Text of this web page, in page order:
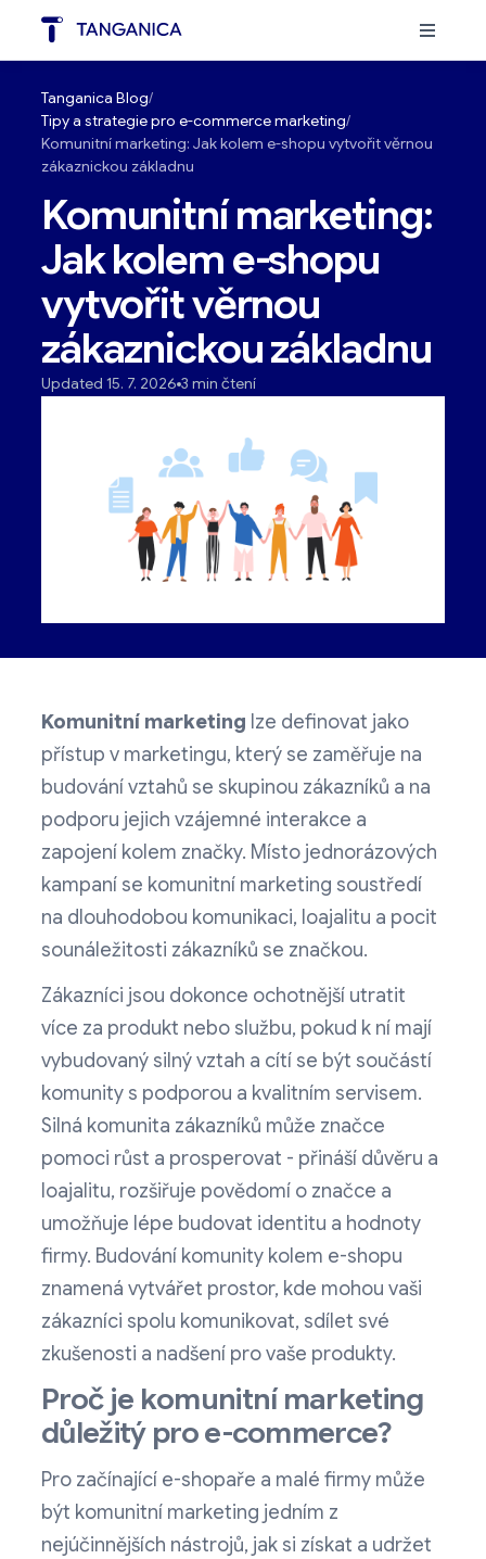
Tanganica Blog
Tipy a strategie pro e-commerce marketing
Komunitní marketing: Jak kolem e-shopu vytvořit věrnou
zákaznickou základnu
Komunitní marketing:
Jak kolem e-shopu
vytvořit věrnou
zákaznickou základnu
Updated 15. 7. 2026 3 min čtení
Komunitní marketing lze definovat jako
přístup v marketingu, který se zaměřuje na
budování vztahů se skupinou zákazníků a na
podporu jejich vzájemné interakce a
zapojení kolem značky. Místo jednorázových
kampaní se komunitní marketing soustředí
na dlouhodobou komunikaci, loajalitu a pocit
sounáležitosti zákazníků se značkou.
Zákazníci jsou dokonce ochotnější utratit
více za produkt nebo službu, pokud k ní mají
vybudovaný silný vztah a cítí se být součástí
komunity s podporou a kvalitním servisem.
Silná komunita zákazníků může značce
pomoci růst a prosperovat - přináší důvěru a
loajalitu, rozšiřuje povědomí o značce a
umožňuje lépe budovat identitu a hodnoty
firmy. Budování komunity kolem e-shopu
znamená vytvářet prostor, kde mohou vaši
zákazníci spolu komunikovat, sdílet své
zkušenosti a nadšení pro vaše produkty.
Proč je komunitní marketing
důležitý pro e-commerce?
Pro začínající e-shopaře a malé firmy může
být komunitní marketing jedním z
nejúčinnějších nástrojů, jak si získat a udržet